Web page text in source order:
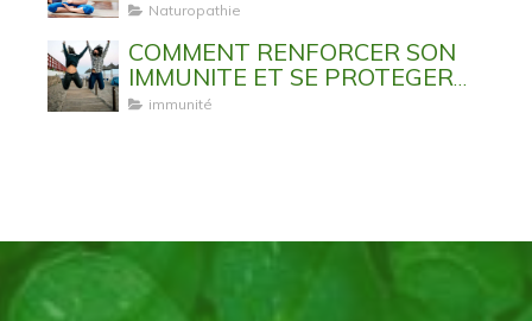
Naturopathie
COMMENT RENFORCER SON
IMMUNITE ET SE PROTEGER
DES VIRUS ET MALADIES
immunité